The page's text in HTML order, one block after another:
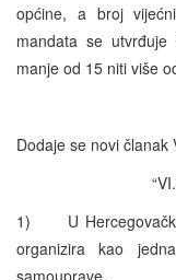
općine, a broj
mandata se
manje od 15 niti više
Dodaje se novi članak
1) U
organizira kao
samouprave.